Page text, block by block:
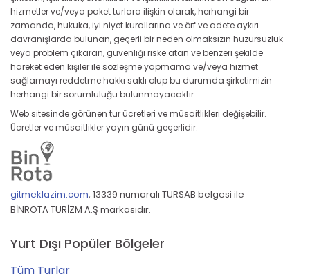
hizmetler ve/veya paket turlara ilişkin olarak, herhangi bir
zamanda, hukuka, iyi niyet kurallarına ve örf ve adete aykırı
davranışlarda bulunan, geçerli bir neden olmaksızın huzursuzluk
veya problem çıkaran, güvenliği riske atan ve benzeri şekilde
hareket eden kişiler ile sözleşme yapmama ve/veya hizmet
sağlamayı reddetme hakkı saklı olup bu durumda şirketimizin
herhangi bir sorumluluğu bulunmayacaktır.
Web sitesinde görünen tur ücretleri ve müsaitlikleri değişebilir.
Ücretler ve müsaitlikler yayın günü geçerlidir.
gitmeklazim.com, 13339 numaralı TURSAB belgesi ile
BİNROTA TURİZM A.Ş markasıdır.
Yurt Dışı Popüler Bölgeler
Tüm Turlar